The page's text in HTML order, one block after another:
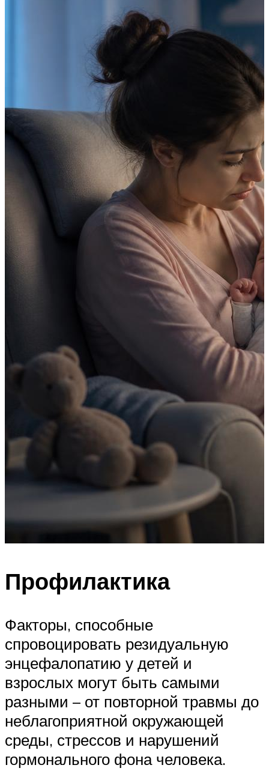
Профилактика
Факторы, способные
спровоцировать резидуальную
энцефалопатию у детей и
взрослых могут быть самыми
разными – от повторной травмы до
неблагоприятной окружающей
среды, стрессов и нарушений
гормонального фона человека.